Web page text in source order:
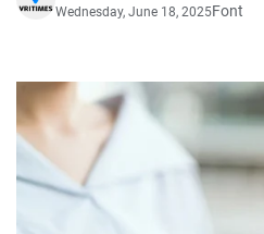
Wednesday, June 18, 2025Font